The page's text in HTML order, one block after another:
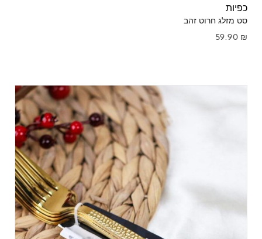
כפיות
סט מזלג חרוט זהב
59.90 ₪